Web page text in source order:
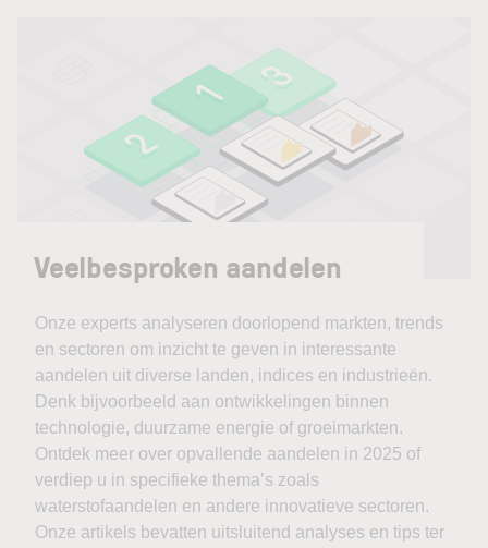
Veelbesproken aandelen
Onze experts analyseren doorlopend markten, trends
en sectoren om inzicht te geven in interessante
aandelen uit diverse landen, indices en industrieën.
Denk bijvoorbeeld aan ontwikkelingen binnen
technologie, duurzame energie of groeimarkten.
Ontdek meer over opvallende aandelen in 2025 of
verdiep u in specifieke thema’s zoals
waterstofaandelen en andere innovatieve sectoren.
Onze artikels bevatten uitsluitend analyses en tips ter